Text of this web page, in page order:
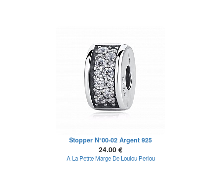
Stopper N°00-02 Argent 925
24.00 €
A La Petite Marge De Loulou Perlou